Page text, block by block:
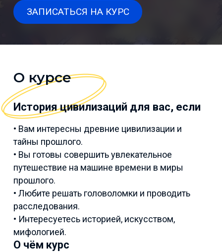
ЗАПИСАТЬСЯ НА КУРС
О курсе
История цивилизаций для вас, если
• Вам интересны древние цивилизации и
тайны прошлого.
• Вы готовы совершить увлекательное
путешествие на машине времени в миры
прошлого.
• Любите решать головоломки и проводить
расследования.
• Интересуетесь историей, искусством,
мифологией.
О чём курс